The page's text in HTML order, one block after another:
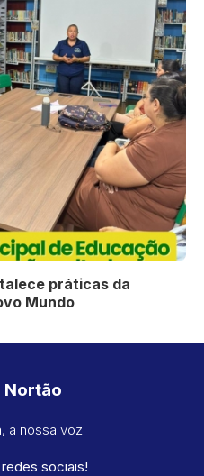
práticas da
Mundo
Nortão
a nossa voz.
sociais!